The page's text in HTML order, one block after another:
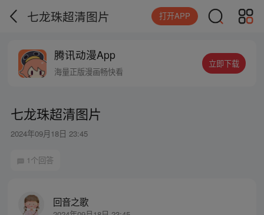
七龙珠超清图片 打开APP
腾讯动漫App
海量正版漫画畅快看
立即下载
七龙珠超清图片
2024年09月18日 23:45
1个回答
回音之歌